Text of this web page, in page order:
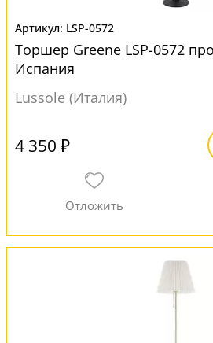
LSP-0572
Торшер Greene LSP-0572
Испания
Lussole (Италия)
4 350 ₽